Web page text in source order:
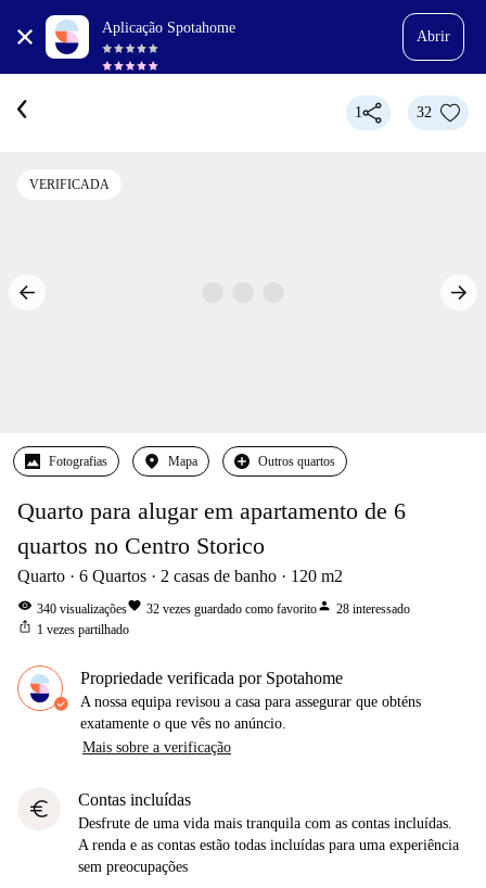
Aplicação Spotahome
Abrir
1 32
VERIFICADA
Fotografias Mapa Outros quartos
Quarto para alugar em apartamento de 6
quartos no Centro Storico
Quarto 6 Quartos 2 casas de banho 120 m2
visibility 340 visualizaçõesfavorite 32 vezes guardado como favoritoperson 28 interessado
ios_share 1 vezes partilhado
Propriedade verificada por Spotahome
A nossa equipa revisou a casa para assegurar que obténs
exatamente o que vês no anúncio.
Mais sobre a verificação
euro Contas incluídas
Desfrute de uma vida mais tranquila com as contas incluídas.
A renda e as contas estão todas incluídas para uma experiência
sem preocupações